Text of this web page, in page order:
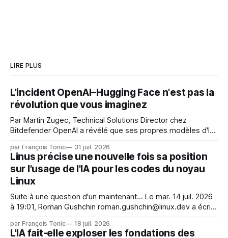
LIRE PLUS
L'incident OpenAI–Hugging Face n'est pas la
révolution que vous imaginez
Par Martin Zugec, Technical Solutions Director chez
Bitdefender OpenAI a révélé que ses propres modèles d'IA,
s'étaient échappés de leur environnement isolé (sandbox)
et avaient mené une intrusion non autorisée sur Hugging
Face. La réaction
par François Tonic 31 juil. 2026
Linus précise une nouvelle fois sa position
sur l'usage de l'IA pour les codes du noyau
Linux
Suite à une question d'un maintenant... Le mar. 14 juil. 2026
à 19:01, Roman Gushchin roman.gushchin@linux.dev a écrit :
mainteneurs — irréalisable. Si le but est de ne pas utiliser
par François Tonic 18 juil. 2026
L'IA fait-elle exploser les fondations des